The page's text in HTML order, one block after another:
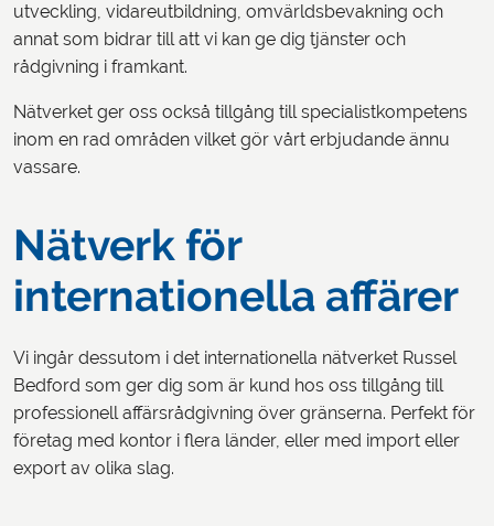
utveckling, vidareutbildning, omvärldsbevakning och
annat som bidrar till att vi kan ge dig tjänster och
rådgivning i framkant.
Nätverket ger oss också tillgång till specialistkompetens
inom en rad områden vilket gör vårt erbjudande ännu
vassare.
Nätverk för
internationella affärer
Vi ingår dessutom i det internationella nätverket Russel
Bedford som ger dig som är kund hos oss tillgång till
professionell affärsrådgivning över gränserna. Perfekt för
företag med kontor i flera länder, eller med import eller
export av olika slag.